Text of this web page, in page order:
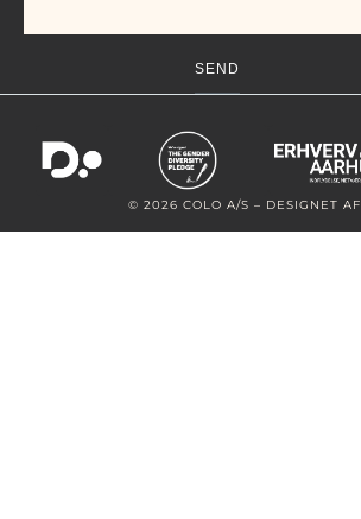
SEND
© 2026 COLO A/S – DESIGNET AF